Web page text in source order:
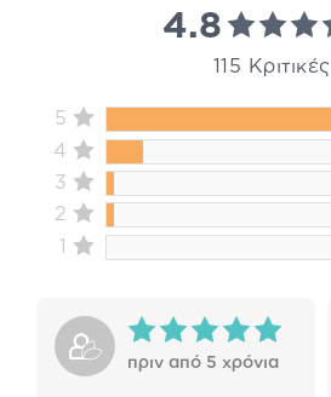
4.8
115 Κριτικές
5
4
3
2
1
πριν από 5 χρόνια